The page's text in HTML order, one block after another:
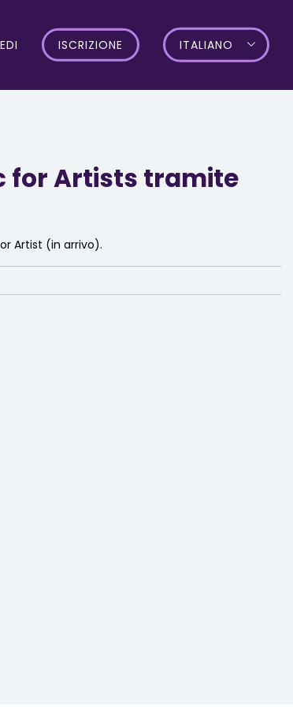
ISCRIZIONE ITALIANO
for Artists tramite
Artist (in arrivo).